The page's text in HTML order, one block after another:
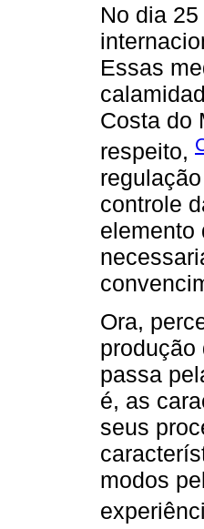
No dia
Essas
Costa do
respeito,
controle
elemento
Ora,
produção
passa
é, as
seus
modos